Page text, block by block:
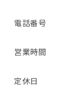
電話番号
営業時間
定休日